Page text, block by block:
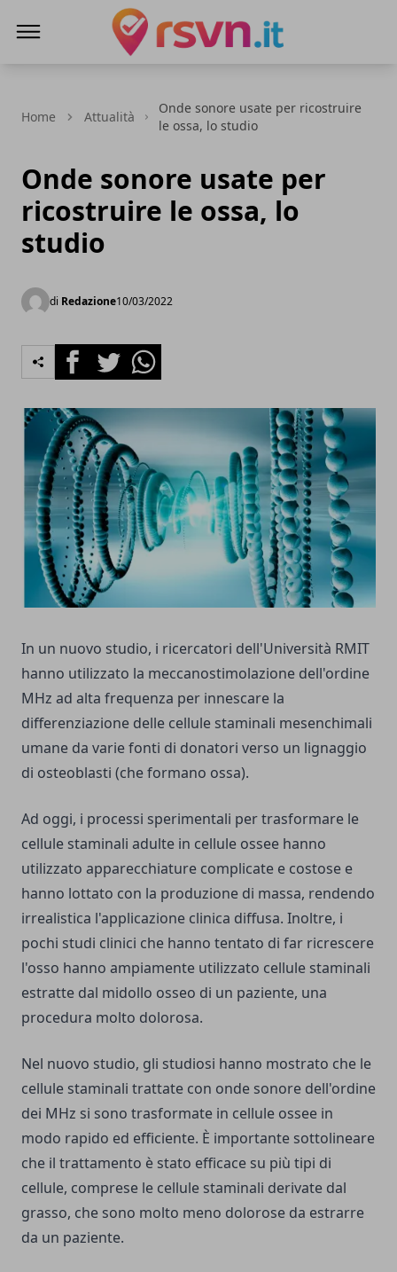
Home Attualità
Onde sonore usate per ricostruire
le ossa, lo studio
Onde sonore usate per
ricostruire le ossa, lo
studio
di Redazione10/03/2022
FacebookTwitterWhatsapp
In un nuovo studio, i ricercatori dell'Università RMIT
hanno utilizzato la meccanostimolazione dell'ordine
MHz ad alta frequenza per innescare la
differenziazione delle cellule staminali mesenchimali
umane da varie fonti di donatori verso un lignaggio
di osteoblasti (che formano ossa).
Ad oggi, i processi sperimentali per trasformare le
cellule staminali adulte in cellule ossee hanno
utilizzato apparecchiature complicate e costose e
hanno lottato con la produzione di massa, rendendo
irrealistica l'applicazione clinica diffusa. Inoltre, i
pochi studi clinici che hanno tentato di far ricrescere
l'osso hanno ampiamente utilizzato cellule staminali
estratte dal midollo osseo di un paziente, una
procedura molto dolorosa.
Nel nuovo studio, gli studiosi hanno mostrato che le
cellule staminali trattate con onde sonore dell'ordine
dei MHz si sono trasformate in cellule ossee in
modo rapido ed efficiente. È importante sottolineare
che il trattamento è stato efficace su più tipi di
cellule, comprese le cellule staminali derivate dal
grasso, che sono molto meno dolorose da estrarre
da un paziente.